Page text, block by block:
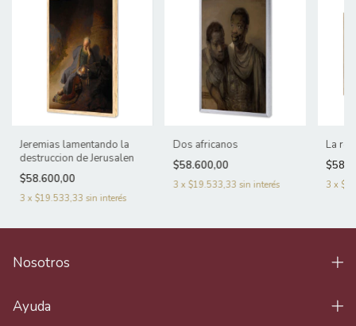
Jeremias lamentando la
destruccion de Jerusalen
$58.600,00
3 x $19.533,33 sin interés
Dos africanos
$58.600,00
3 x $19.533,33 sin interés
La
3 x
Nosotros
Ayuda